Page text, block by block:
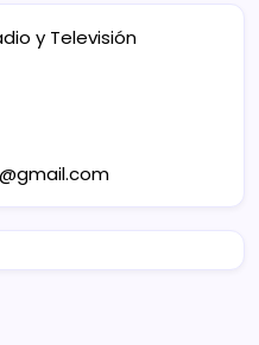
y Televisión